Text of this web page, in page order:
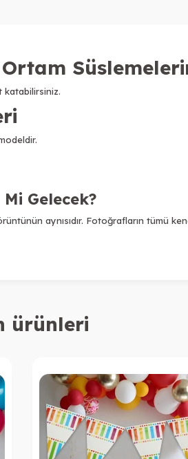
katabilirsiniz.
Gelecek?
aynısıdır. Fotoğrafların tümü
ürünleri